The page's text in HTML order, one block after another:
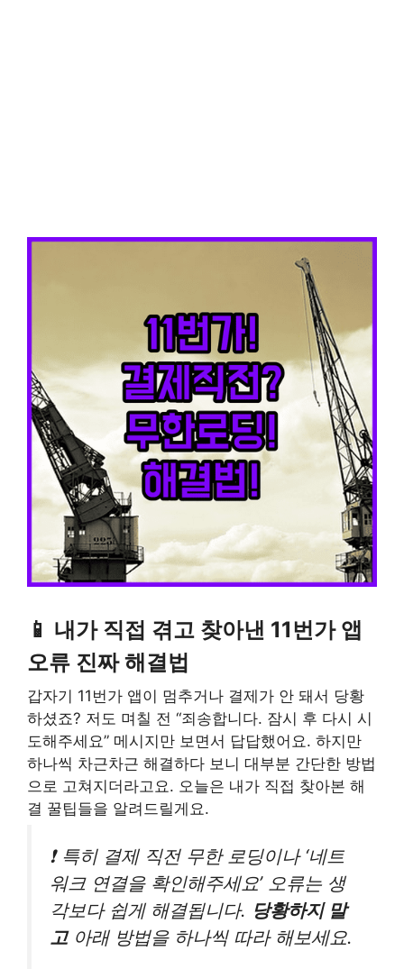
📱 내가 직접 겪고 찾아낸 11번가 앱
오류 진짜 해결법
갑자기 11번가 앱이 멈추거나 결제가 안 돼서 당황
하셨죠? 저도 며칠 전 “죄송합니다. 잠시 후 다시 시
도해주세요” 메시지만 보면서 답답했어요. 하지만
하나씩 차근차근 해결하다 보니 대부분 간단한 방법
으로 고쳐지더라고요. 오늘은 내가 직접 찾아본 해
결 꿀팁들을 알려드릴게요.
❗ 특히 결제 직전 무한 로딩이나 ‘네트
워크 연결을 확인해주세요’ 오류는 생
각보다 쉽게 해결됩니다. 당황하지 말
고아래 방법을 하나씩 따라 해보세요.